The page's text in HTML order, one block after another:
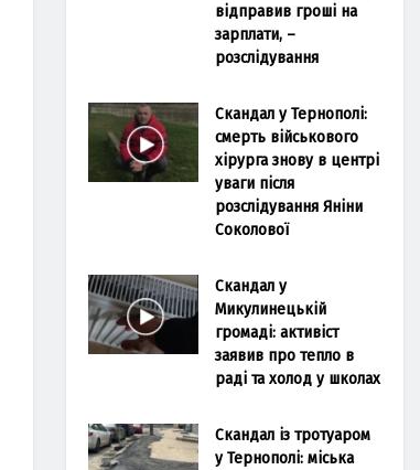
відправив гроші на
зарплати, –
розслідування
Скандал у Тернополі:
смерть військового
хірурга знову в центрі
уваги після
розслідування Яніни
Соколової
Скандал у
Микулинецькій
громаді: активіст
заявив про тепло в
раді та холод у школах
Скандал із тротуаром
у Тернополі: міська